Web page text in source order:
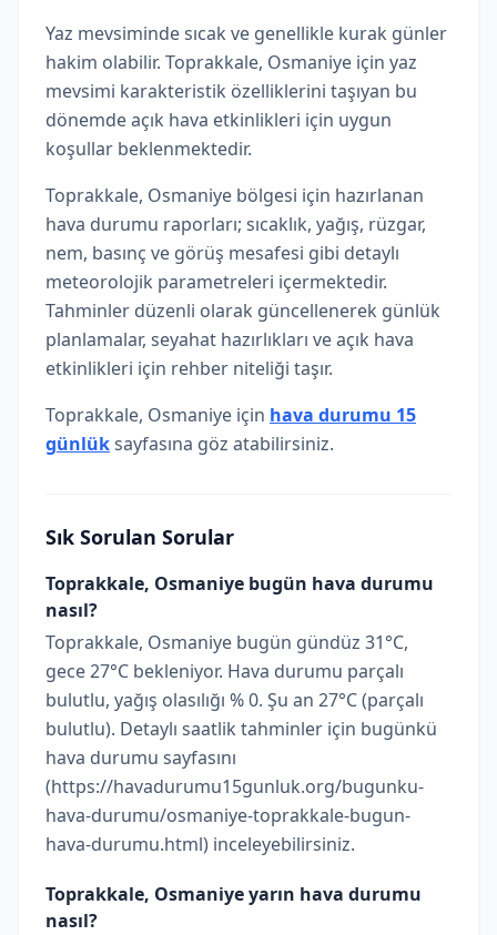
Yaz mevsiminde sıcak ve genellikle kurak günler
hakim olabilir. Toprakkale, Osmaniye için yaz
mevsimi karakteristik özelliklerini taşıyan bu
dönemde açık hava etkinlikleri için uygun
koşullar beklenmektedir.
Toprakkale, Osmaniye bölgesi için hazırlanan
hava durumu raporları; sıcaklık, yağış, rüzgar,
nem, basınç ve görüş mesafesi gibi detaylı
meteorolojik parametreleri içermektedir.
Tahminler düzenli olarak güncellenerek günlük
planlamalar, seyahat hazırlıkları ve açık hava
etkinlikleri için rehber niteliği taşır.
Toprakkale, Osmaniye için hava durumu 15
günlüksayfasına göz atabilirsiniz.
Sık Sorulan Sorular
Toprakkale, Osmaniye bugün hava durumu
nasıl?
Toprakkale, Osmaniye bugün gündüz 31°C,
gece 27°C bekleniyor. Hava durumu parçalı
bulutlu, yağış olasılığı % 0. Şu an 27°C (parçalı
bulutlu). Detaylı saatlik tahminler için bugünkü
hava durumu sayfasını
(https://havadurumu15gunluk.org/bugunku-
hava-durumu/osmaniye-toprakkale-bugun-
hava-durumu.html) inceleyebilirsiniz.
Toprakkale, Osmaniye yarın hava durumu
nasıl?